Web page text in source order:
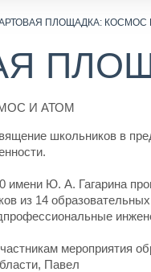
ПЛОЩАДКА: КОСМОС
И АТОМ
школьников в
Ю. А. Гагарина
из 14 образовательных
мероприятия
Павел